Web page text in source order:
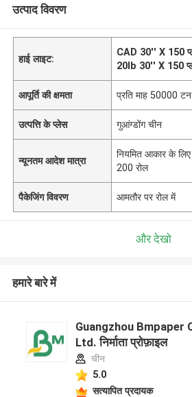
उत्पाद विवरण
हाई लाइट:
CAD 30'' X 150
20lb 30'' X 150
आपूर्ति की क्षमता प्रति माह 50000 टन
उत्पत्ति के प्लेस गुआंग्डोंग चीन
न्यूनतम आदेश मात्रा
नियमित आकार के
200 रोल
पैकेजिंग विवरण आमतौर पर रोल में
और देखो
हमारे बारे में
Guangzhou Bmpaper
Ltd. निर्माता प्रोफ़ाइल
चीन
5.0
सत्यापित प्रदायक